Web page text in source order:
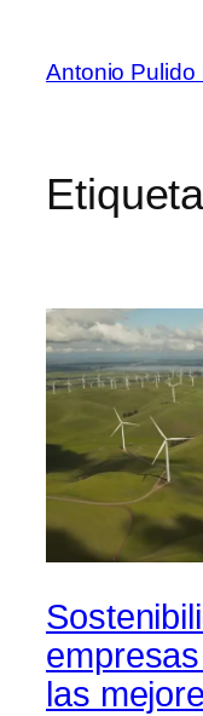
Antonio Pulido
las